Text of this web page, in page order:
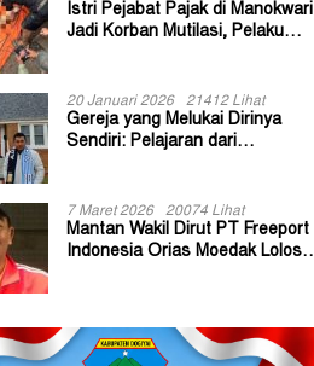
Istri Pejabat Pajak di Manokwari
Jadi Korban Mutilasi, Pelaku
20 Januari 2026 21412 Lihat
Gereja yang Melukai Dirinya
Sendiri: Pelajaran dari
7 Maret 2026 20074 Lihat
Mantan Wakil Dirut PT Freeport
Indonesia Orias Moedak Lolos